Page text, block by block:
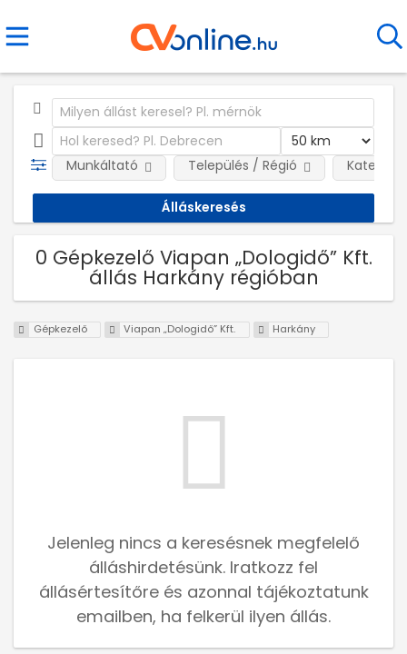
Munkáltató Település / Régió
0 Gépkezelő Viapan „Dologidő” Kft.
állás Harkány régióban
Gépkezelő Viapan „Dologidő” Kft. Harkány
Jelenleg nincs a keresésnek megfelelő
álláshirdetésünk. Iratkozz fel
állásértesítőre és azonnal tájékoztatunk
emailben, ha felkerül ilyen állás.